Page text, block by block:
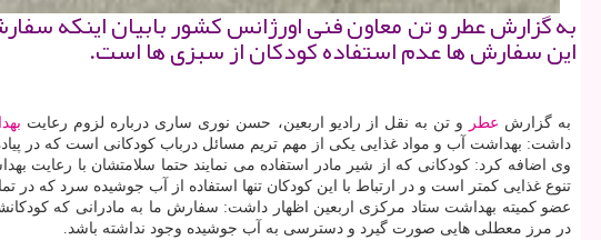
به گزارش عطر و تن معاون فنی اورژانس كشور بابیان اینكه
این سفارش ها عدم استفاده كودكان از سبزی ها است.
به گزارش عطر و تن به نقل از رادیو اربعین، حسن نوری ساری درباره لزوم رعایت
داشت: بهداشت آب و مواد غذایی یكی از مهم تریم مسائل درباب كودكانی است كه در
وی اضافه كرد: كودكانی كه از شیر مادر استفاده می نمایند حتما سلامتشان با رعایت
تنوع غذایی كمتر است و در ارتباط با این كودكان تنها استفاده از آب جوشیده سرد كه
عضو كمیته بهداشت ستاد مركزی اربعین اظهار داشت: سفارش ما به مادرانی كه
در مرز معطلی هایی صورت گیرد و دسترسی به آب جوشیده وجود نداشته باشد.